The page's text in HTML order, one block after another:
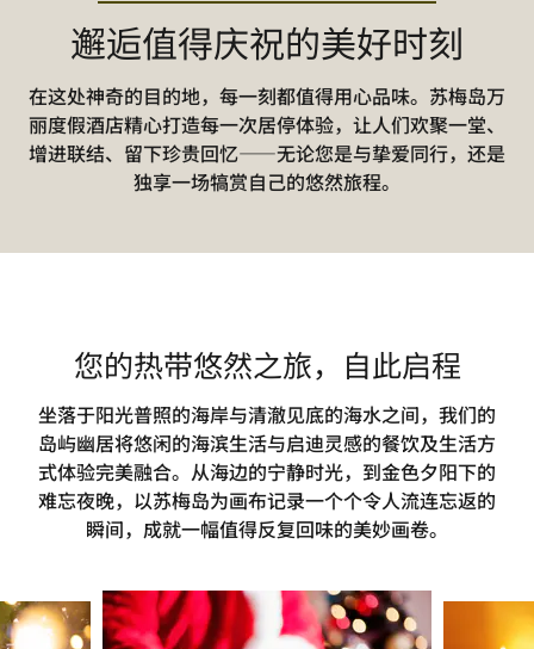
邂逅值得庆祝的美好时刻
在这处神奇的目的地，每一刻都值得用心品味。苏梅岛万
丽度假酒店精心打造每一次居停体验，让人们欢聚一堂、
增进联结、留下珍贵回忆——无论您是与挚爱同行，还是
独享一场犒赏自己的悠然旅程。
您的热带悠然之旅，自此启程
坐落于阳光普照的海岸与清澈见底的海水之间，我们的
岛屿幽居将悠闲的海滨生活与启迪灵感的餐饮及生活方
式体验完美融合。从海边的宁静时光，到金色夕阳下的
难忘夜晚，以苏梅岛为画布记录一个个令人流连忘返的
瞬间，成就一幅值得反复回味的美妙画卷。